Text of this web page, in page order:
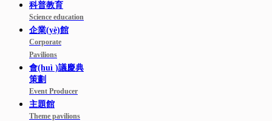
科普教育
Science education
企業(yè)館
Corporate
Pavilions
會(huì )議慶典
策劃
Event Producer
主題館
Theme pavilions